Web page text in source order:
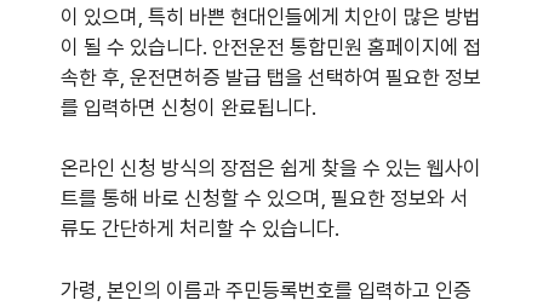
이 있으며, 특히 바쁜 현대인들에게 치안이 많은 방법
이 될 수 있습니다. 안전운전 통합민원 홈페이지에 접
속한 후, 운전면허증 발급 탭을 선택하여 필요한 정보
를 입력하면 신청이 완료됩니다.
온라인 신청 방식의 장점은 쉽게 찾을 수 있는 웹사이
트를 통해 바로 신청할 수 있으며, 필요한 정보와 서
류도 간단하게 처리할 수 있습니다.
가령, 본인의 이름과 주민등록번호를 입력하고 인증